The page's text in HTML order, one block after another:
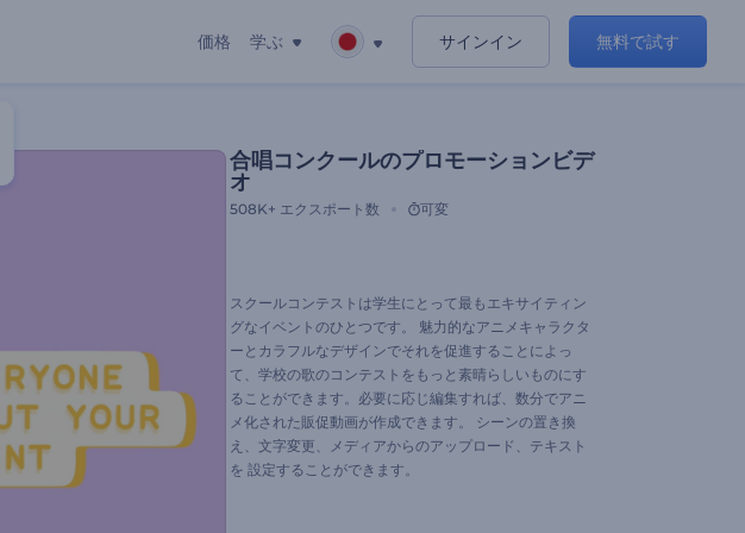
価格 学ぶ サインイン 無料で試す
合唱コンクールのプロモーションビデ
オ
508K+ エクスポート数 可変
スクールコンテストは学生にとって最もエキサイティン
グなイベントのひとつです。 魅力的なアニメキャラクタ
ーとカラフルなデザインでそれを促進することによっ
て、学校の歌のコンテストをもっと素晴らしいものにす
ることができます。必要に応じ編集すれば、数分でアニ
メ化された販促動画が作成できます。 シーンの置き換
え、文字変更、メディアからのアップロード、テキスト
を 設定することができます。